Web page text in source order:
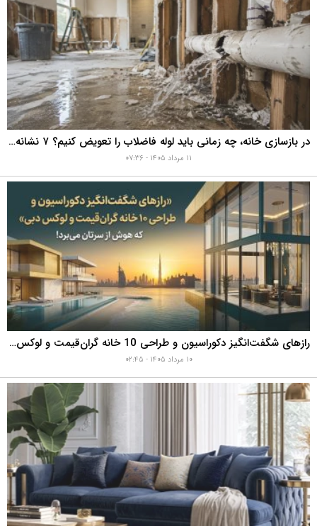
در بازسازی خانه، چه زمانی باید لوله فاضلاب را تعویض کنیم؟ ۷ نشانه‌ای که نباید نادیده بگیرید
رازهای شگفت‌انگیز دکوراسیون و طراحی 10 خانه گران‌قیمت و لوکس دبی که هوش از سرتان می‌برد!